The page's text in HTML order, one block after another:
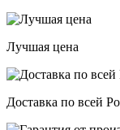
на
Лучшая цена
Доставка по всей